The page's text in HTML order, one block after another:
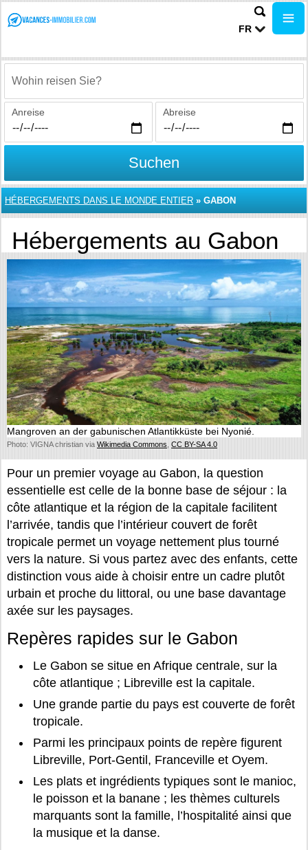
FR
Wohin reisen Sie?
Anreise Abreise
Suchen
HÉBERGEMENTS DANS LE MONDE ENTIER » GABON
Hébergements au Gabon
Mangroven an der gabunischen Atlantikküste bei Nyonié.
Photo: VIGNA christian via Wikimedia Commons CC BY-SA 4.0
Pour un premier voyage au Gabon, la question
essentielle est celle de la bonne base de séjour : la
côte atlantique et la région de la capitale facilitent
l’arrivée, tandis que l’intérieur couvert de forêt
tropicale permet un voyage nettement plus tourné
vers la nature. Si vous partez avec des enfants, cette
distinction vous aide à choisir entre un cadre plutôt
urbain et proche du littoral, ou une base davantage
axée sur les paysages.
Repères rapides sur le Gabon
Le Gabon se situe en Afrique centrale, sur la
côte atlantique ; Libreville est la capitale.
Une grande partie du pays est couverte de forêt
tropicale.
Parmi les principaux points de repère figurent
Libreville, Port-Gentil, Franceville et Oyem.
Les plats et ingrédients typiques sont le manioc,
le poisson et la banane ; les thèmes culturels
marquants sont la famille, l’hospitalité ainsi que
la musique et la danse.